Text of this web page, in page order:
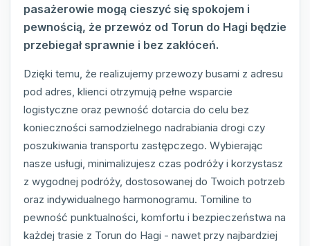
pasażerowie mogą cieszyć się spokojem i
pewnością, że przewóz od Torun do Hagi będzie
przebiegał sprawnie i bez zakłóceń.
Dzięki temu, że realizujemy przewozy busami z adresu
pod adres, klienci otrzymują pełne wsparcie
logistyczne oraz pewność dotarcia do celu bez
konieczności samodzielnego nadrabiania drogi czy
poszukiwania transportu zastępczego. Wybierając
nasze usługi, minimalizujesz czas podróży i korzystasz
z wygodnej podróży, dostosowanej do Twoich potrzeb
oraz indywidualnego harmonogramu. Tomiline to
pewność punktualności, komfortu i bezpieczeństwa na
każdej trasie z Torun do Hagi - nawet przy najbardziej